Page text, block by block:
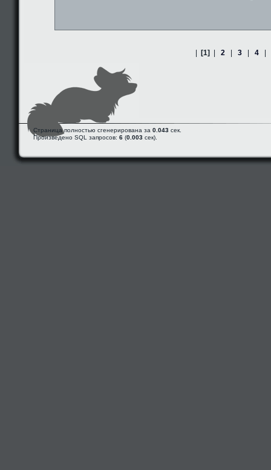
[1] 2 3 4
Страница полностью сгенерирована за 0.043 сек.
Произведено SQL запросов: 6 (0.003 сек).